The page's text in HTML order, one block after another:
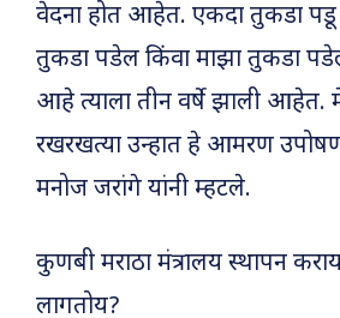
वेदना होत आहेत. एकदा तुकडा पडू
तुकडा पडेल किंवा माझा तुकडा
आहे त्याला तीन वर्षे झाली आहेत.
रखरखत्या उन्हात हे आमरण
मनोज जरांगे यांनी म्हटले.
कुणबी मराठा मंत्रालय स्थापन
लागतोय?